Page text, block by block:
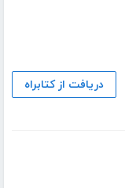
دریافت از کتابراه